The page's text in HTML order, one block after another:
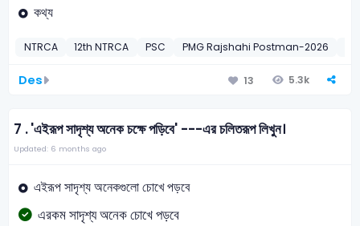
কথ্য
NTRCA 12th NTRCA PSC PMG Rajshahi Postman-2026
Des 13 5.3k
7 .'এইরূপ সাদৃশ্য অনেক চক্ষে পড়িবে' ---এর চলিতরূপ লিখুন।
Updated: 6 months ago
এইরূপ সাদৃশ্য অনেকগুলো চোখে পড়বে
এরকম সাদৃশ্য অনেক চোখে পড়বে